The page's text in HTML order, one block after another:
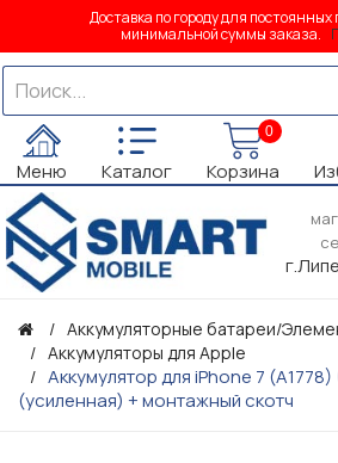
Доставка по городу для постоянных
минимальной суммы заказа.
Меню Каталог
0
Корзина
Аккумуляторные батареи/
Аккумуляторы для Apple
Аккумулятор для iPhone 7
(усиленная) + монтажный скотч